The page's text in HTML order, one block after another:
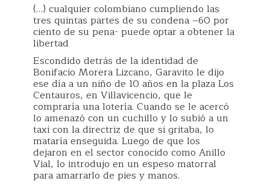
(…) cualquier colombiano cumpliendo las
tres quintas partes de su condena –60 por
ciento de su pena- puede optar a obtener la
libertad
Escondido detrás de la identidad de
Bonifacio Morera Lizcano, Garavito le dijo
ese día a un niño de 10 años en la plaza Los
Centauros, en Villavicencio, que le
compraría una lotería. Cuando se le acercó
lo amenazó con un cuchillo y lo subió a un
taxi con la directriz de que si gritaba, lo
mataría enseguida. Luego de que los
dejaron en el sector conocido como Anillo
Vial, lo introdujo en un espeso matorral
para amarrarlo de pies y manos.